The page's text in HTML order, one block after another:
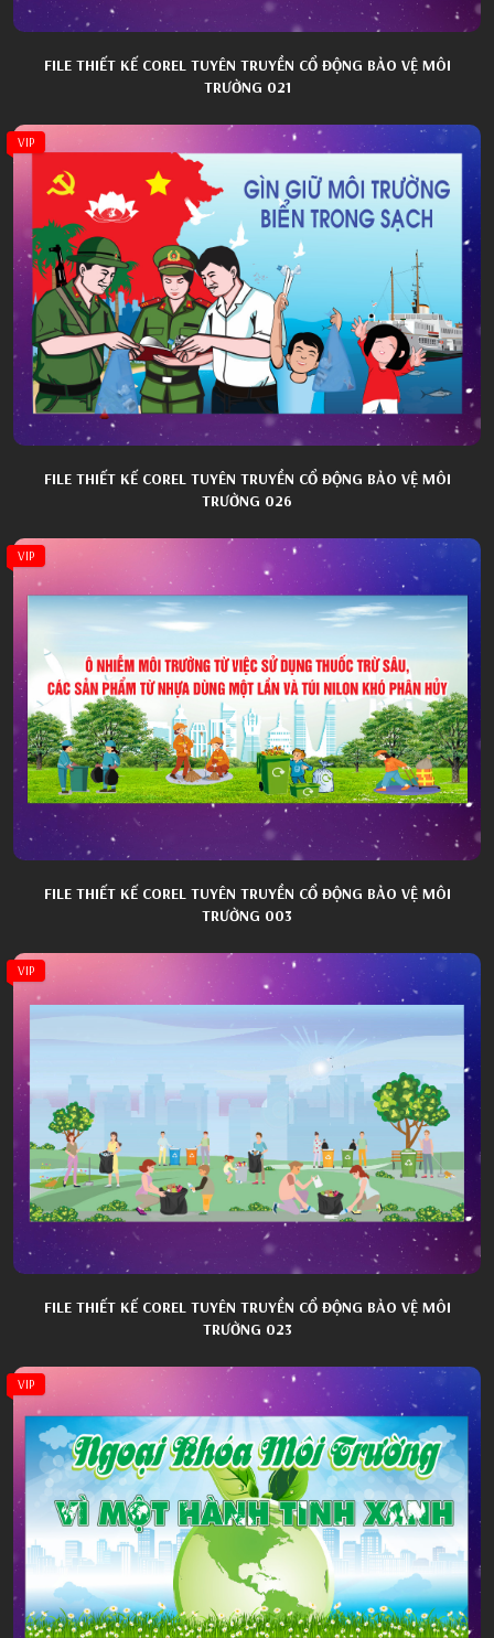
FILE THIẾT KẾ COREL TUYÊN TRUYỀN CỔ ĐỘNG BẢO VỆ MÔI
TRƯỜNG 021
VIP
FILE THIẾT KẾ COREL TUYÊN TRUYỀN CỔ ĐỘNG BẢO VỆ MÔI
TRƯỜNG 026
VIP
FILE THIẾT KẾ COREL TUYÊN TRUYỀN CỔ ĐỘNG BẢO VỆ MÔI
TRƯỜNG 003
VIP
FILE THIẾT KẾ COREL TUYÊN TRUYỀN CỔ ĐỘNG BẢO VỆ MÔI
TRƯỜNG 023
VIP